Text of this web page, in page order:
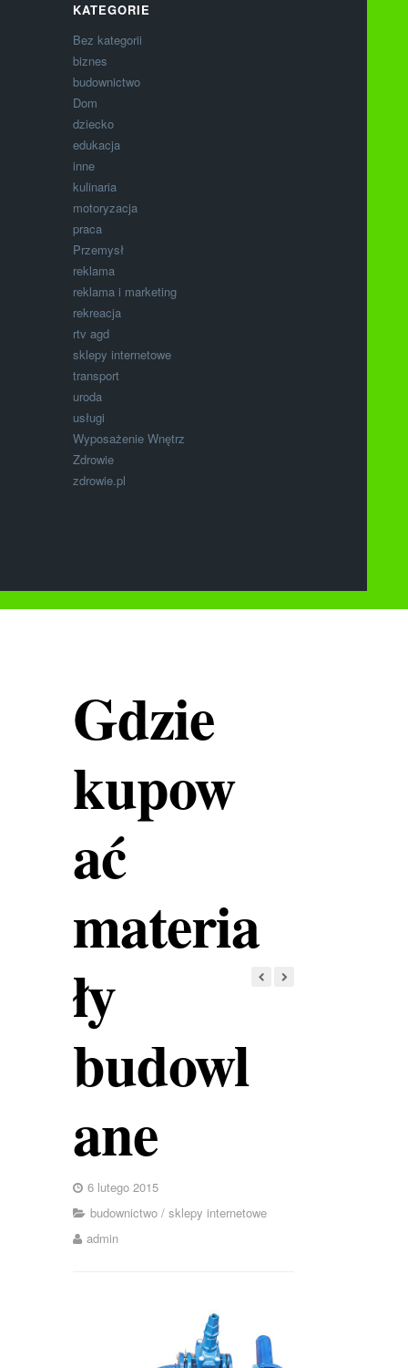
KATEGORIE
Bez kategorii
biznes
budownictwo
Dom
dziecko
edukacja
inne
kulinaria
motoryzacja
praca
Przemysł
reklama
reklama i marketing
rekreacja
rtv agd
sklepy internetowe
transport
uroda
usługi
Wyposażenie Wnętrz
Zdrowie
zdrowie.pl
Gdzie
kupow
ać
materia
ły
budowl
ane
6 lutego 2015
budownictwo / sklepy internetowe
admin